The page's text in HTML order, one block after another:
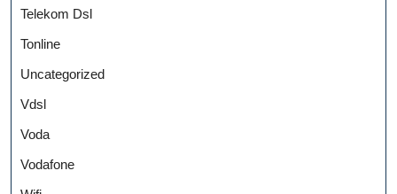
Telekom Dsl
Tonline
Uncategorized
Vdsl
Voda
Vodafone